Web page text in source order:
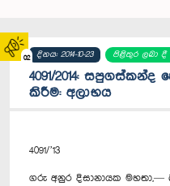
02 දිනය: 2014-10-23 පිළිතුර ලබා
4091/2014:
කිරීම: අලාභය
4091/’13
ගරු අනුර දිසානායක මහතා,—